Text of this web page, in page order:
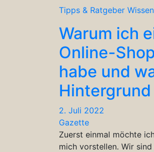
Tipps & Ratgeber
Warum ich
Online-
habe und
2. Juli 2022
Gazette
Zuerst einmal möchte
mich vorstellen. Wir